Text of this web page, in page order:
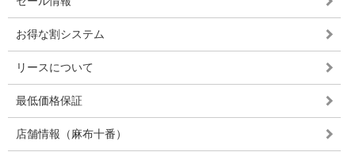
お得な割システム
リースについて
最低価格保証
店舗情報（麻布十番）